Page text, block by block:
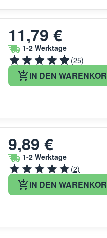
11,79 €
1-2 Werktage
(25)
IN DEN
9,89 €
1-2 Werktage
(2)
IN DEN